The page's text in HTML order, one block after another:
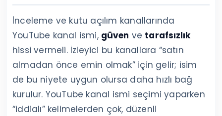
İnceleme ve kutu açılım kanallarında
YouTube kanal ismi, güven ve tarafsızlık
hissi vermeli. İzleyici bu kanallara “satın
almadan önce emin olmak” için gelir; isim
de bu niyete uygun olursa daha hızlı bağ
kurulur. YouTube kanal ismi seçimi yaparken
“iddialı” kelimelerden çok, düzenli